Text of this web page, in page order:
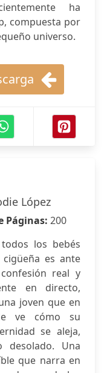
ha
compuesta por
universo.
López
Páginas: 200
los bebés
es ante
real y
en directo,
joven que en
ve cómo su
se aleja,
desolado. Una
que narra en